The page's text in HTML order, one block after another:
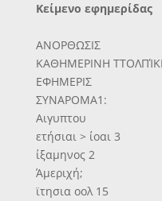
Κείμενο εφημερίδας
ΑΝΟΡΘΩΣΙΣ
ΚΑΘΗΜΕΡΙΝΗ
ΕΦΗΜΕΡΙΣ
ΣΥΝΑΡΟΜΑ1:
Αιγυπτου
ετήσιαι > ίοαι 3
ίξαμηνος 2
Άμεριχή;
ϊτησια οολ 15